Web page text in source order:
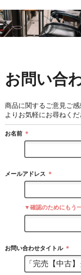
お問い合
商品に関するご意見ご
よりお気軽にお尋ねくだ
お名前 ＊
メールアドレス ＊
▼確認のためにもう
お問い合わせタイトル ＊